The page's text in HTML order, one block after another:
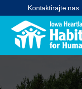
Kontaktirajte nas